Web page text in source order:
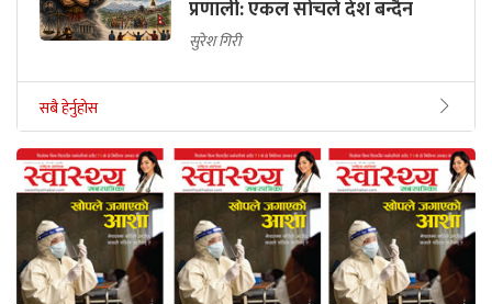
प्रणाली: एकल सोचले देश बन्दैन
सुरेश गिरी
सबै हेर्नुहोस